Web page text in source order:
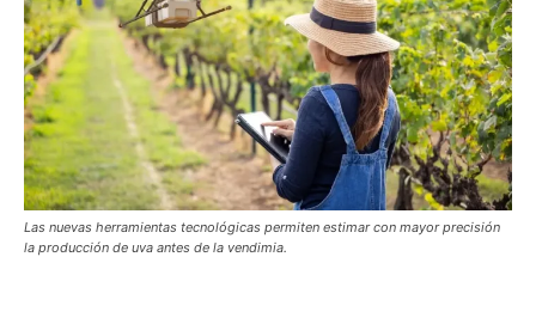
Las nuevas herramientas tecnológicas permiten estimar con mayor precisión
la producción de uva antes de la vendimia.